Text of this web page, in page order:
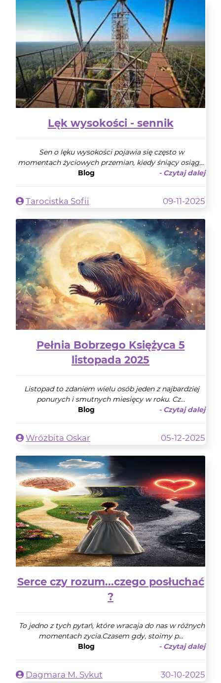
Lęk wysokości - sennik
Sen o lęku wysokości pojawia się często w
momentach życiowych przemian, kiedy śniący osiąg...
Blog
- Czytaj dalej
Tarocistka Sofii 09-11-2025
Pełnia Bobrzego Księżyca 5
listopada 2025
Listopad to zdaniem wielu osób jeden z najbardziej
ponurych i smutnych miesięcy w roku. Cz...
Blog
- Czytaj dalej
Wróżbita Oskar 05-12-2025
Serce czy rozum...czego posłuchać
?
To jedno z tych pytań, które wracaja do nas w różnych
momentach zycia.Czasem gdy, stoimy p...
Blog
- Czytaj dalej
Dagmara M. Sykut 30-10-2025